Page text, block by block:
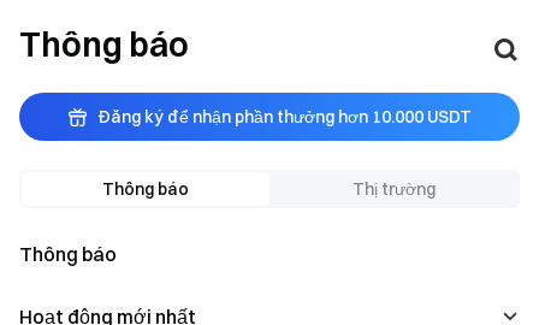
Thông báo
Đăng ký để nhận phần thưởng hơn 10.000 USDT
Thông báo Thị trường
Thông báo
Hoạt động mới nhất